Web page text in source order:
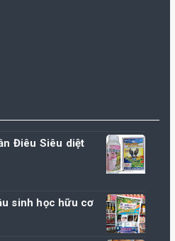
Điêu Siêu diệt
sinh học hữu cơ